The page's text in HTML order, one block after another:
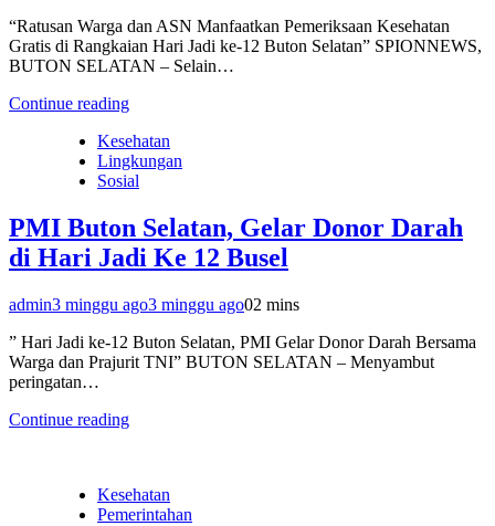
“Ratusan Warga dan ASN Manfaatkan Pemeriksaan Kesehatan
Gratis di Rangkaian Hari Jadi ke-12 Buton Selatan” SPIONNEWS,
BUTON SELATAN – Selain…
Continue reading
Kesehatan
Lingkungan
Sosial
PMI Buton Selatan, Gelar Donor Darah
di Hari Jadi Ke 12 Busel
admin3 minggu ago3 minggu ago02 mins
” Hari Jadi ke-12 Buton Selatan, PMI Gelar Donor Darah Bersama
Warga dan Prajurit TNI” BUTON SELATAN – Menyambut
peringatan…
Continue reading
Kesehatan
Pemerintahan